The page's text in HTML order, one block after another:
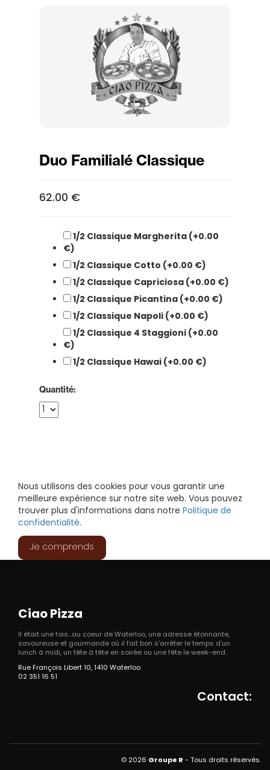
Duo Familialé Classique
62.00 €
1/2 Classique Margherita (+0.00
€)
1/2 Classique Cotto (+0.00 €)
1/2 Classique Capriciosa (+0.00 €)
1/2 Classique Picantina (+0.00 €)
1/2 Classique Napoli (+0.00 €)
1/2 Classique 4 Staggioni (+0.00
€)
1/2 Classique Hawai (+0.00 €)
Quantité:
Nous utilisons des cookies pour vous garantir une
meilleure expérience sur notre site web. Vous pouvez
trouver plus d'informations dans notre Politique de
confidentialité.
Je comprends
Ciao Pizza
Il était une fois...au coeur de Waterloo, une adresse étonnante,
savoureuse et gourmande où il fait bon s'arrêter le temps d'un
lunch à midi, un tête à tête en soirée ou une fête le week-end.
Rue François Libert 10, 1410 Waterloo
02 351 16 51
Contact:
© 2026 Groupe R - Tous droits réservés.